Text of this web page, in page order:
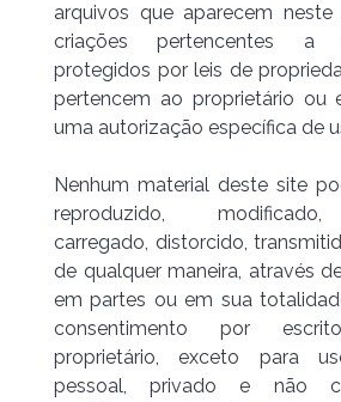
arquivos que aparecem
criações pertencentes a
protegidos por leis de
pertencem ao proprietário ou
uma autorização específica de
Nenhum material deste site
reproduzido,
carregado, distorcido,
de qualquer maneira, através
em partes ou em sua
consentimento por
proprietário, exceto para
pessoal, privado e não